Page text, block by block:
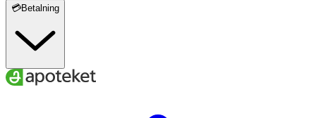
💳Betalning